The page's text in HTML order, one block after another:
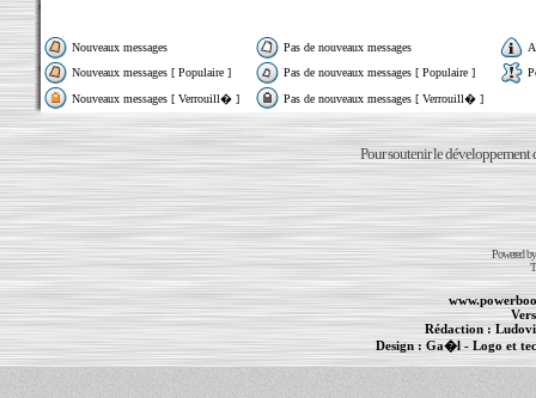
Nouveaux messages Pas de nouveaux messages
Nouveaux messages [ Populaire ]
Pas de nouveaux messages [ Populaire ]
Nouveaux messages [ Verrouill� ]
Pas de nouveaux messages [ Verrouill� ]
Pour soutenir le développement
Powered
Rédaction :
Design :Ga�l - Logo et
PowerBook-MacBook Pro